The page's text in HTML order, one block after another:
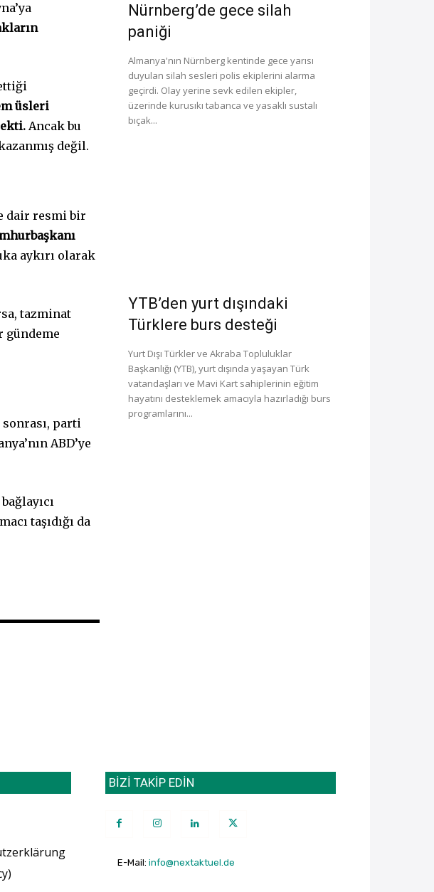
üsleri
Ancak bu
değil.
dair resmi bir
aykırı olarak
tazminat
gündeme
parti
ABD’ye
taşıdığı da
Nürnberg’de gece silah
paniği
Almanya'nın Nürnberg kentinde gece yarısı
duyulan silah sesleri polis ekiplerini alarma
geçirdi. Olay yerine sevk edilen ekipler,
üzerinde kurusıkı tabanca ve yasaklı sustalı
bıçak...
YTB’den yurt dışındaki
Türklere burs desteği
Yurt Dışı Türkler ve Akraba Topluluklar
Başkanlığı (YTB), yurt dışında yaşayan Türk
vatandaşları ve Mavi Kart sahiplerinin eğitim
hayatını desteklemek amacıyla hazırladığı burs
programlarını...
BİZİ TAKİP EDİN
E-Mail:info@nextaktuel.de